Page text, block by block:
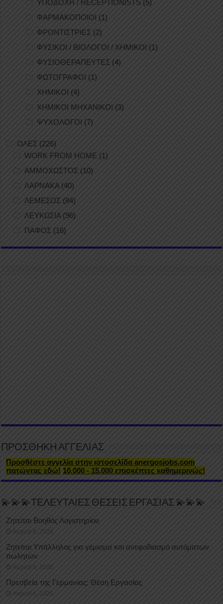
ΥΠΟΔΟΧΗ / RECEPTIONISTS (5)
ΦΑΡΜΑΚΟΠΟΙΟΙ (1)
ΦΡΟΝΤΙΣΤΡΙΕΣ (2)
ΦΥΣΙΚΟΙ / ΒΙΟΛΟΓΟΙ / ΧΗΜΙΚΟΙ (1)
ΦΥΣΙΟΘΕΡΑΠΕΥΤΕΣ (4)
ΦΩΤΟΓΡΑΦΟΙ (1)
ΧΗΜΙΚΟΙ (4)
ΧΗΜΙΚΟΙ ΜΗΧΑΝΙΚΟΙ (3)
ΨΥΧΟΛΟΓΟΙ (7)
ΟΛΕΣ (226)
WORK FROM HOME (1)
ΑΜΜΟΧΩΣΤΟΣ (10)
ΛΑΡΝΑΚΑ(40)
ΛΕΜΕΣΟΣ (84)
ΛΕΥΚΩΣΙΑ(96)
ΠΑΦΟΣ (16)
ΠΡΟΣΘΗΚΗ ΑΓΓΕΛΙΑΣ
Προσθέστε αγγελία στην ιστοσελίδα anergosjobs.com
πατώντας εδώ! 10.000 - 15.000 επισκέπτες καθημερινώς!
💫💫💫ΤΕΛΕΥΤΑΙΕΣ ΘΕΣΕΙΣ ΕΡΓΑΣΙΑΣ 💫💫💫
Ζητείται Βοηθός Λογιστηρίου
August 6, 2026
Ζητείται Υπάλληλος για γέμισμα και ανεφοδιασμό αυτόματων
πωλητών
August 6, 2026
Πρεσβεία της Γερμανίας: Θέση Εργασίας
August 6, 2026